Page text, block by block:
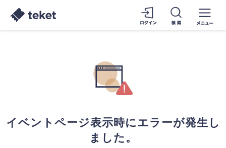
イベントページ表示時にエラーが発生し
ました。